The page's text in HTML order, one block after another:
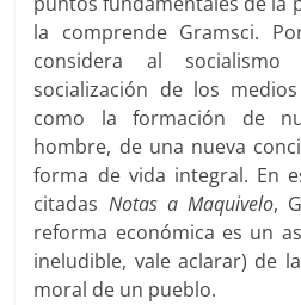
la comprende Gramsci.
considera al
socialización de los
como la formación de
hombre, de una nueva
forma de vida integral. En
citadas Notas a Maquivelo,
reforma económica es un
ineludible, vale aclarar) de
moral de un pueblo.